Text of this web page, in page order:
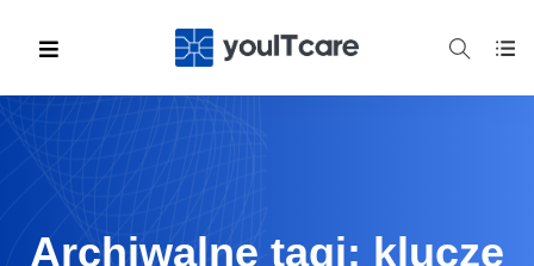
Archiwalne tagi: klucze